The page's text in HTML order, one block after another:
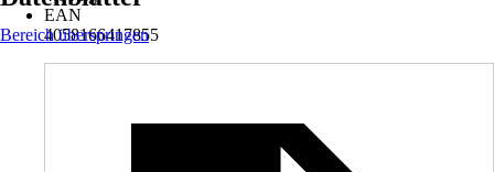
EAN
4058166417855
Bereich überspringen